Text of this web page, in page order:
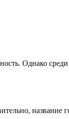
Однако среди
название